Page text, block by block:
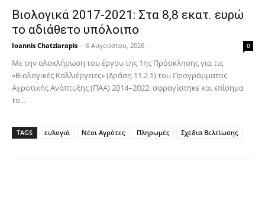
Βιολογικά 2017-2021: Στα 8,8 εκατ. ευρώ
το αδιάθετο υπόλοιπο
Ioannis Chatziarapis - 6 Αυγούστου, 2026 0
Με την ολοκλήρωση του έργου της 1ης Πρόσκλησης για τις
«Βιολογικές Καλλιέργειες» (Δράση 11.2.1) του Προγράμματος
Αγροτικής Ανάπτυξης (ΠΑΑ) 2014–2022, σφραγίστηκε και επίσημα
το...
TAGS ευλογιά Νέοι Αγρότες Πληρωμές Σχέδια Βελτίωσης